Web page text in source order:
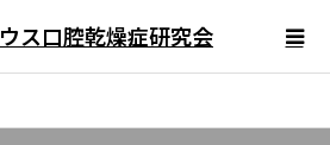
ス口腔乾燥症研究会